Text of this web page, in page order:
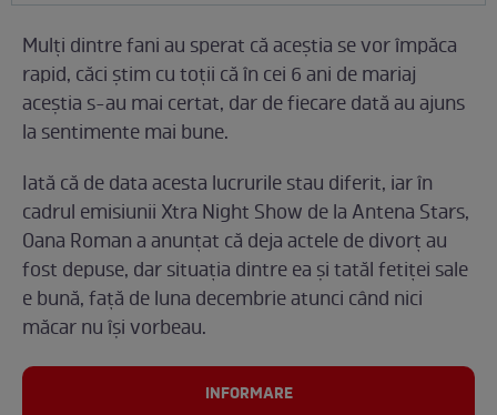
Mulți dintre fani au sperat că aceștia se vor împăca
rapid, căci știm cu toții că în cei 6 ani de mariaj
aceștia s-au mai certat, dar de fiecare dată au ajuns
la sentimente mai bune.
Iată că de data acesta lucrurile stau diferit, iar în
cadrul emisiunii Xtra Night Show de la Antena Stars,
Oana Roman a anunțat că deja actele de divorț au
fost depuse, dar situația dintre ea și tatăl fetiței sale
e bună, față de luna decembrie atunci când nici
măcar nu își vorbeau.
INFORMARE